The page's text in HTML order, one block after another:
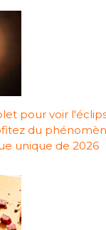
pour voir
du
unique de 2026